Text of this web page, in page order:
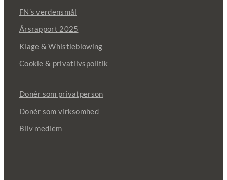
FN’s verdensmål
Årsrapport 2025
Klage & Whistleblowing
Cookie & privatlivspolitik
Donér som privatperson
Donér som virksomhed
Bliv medlem